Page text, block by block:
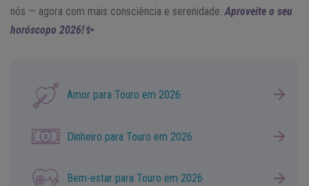
nós — agora com mais consciência e serenidade. Aproveite o seu
horóscopo 2026!✨
Amor para Touro em 2026
Dinheiro para Touro em 2026
Bem-estar para Touro em 2026